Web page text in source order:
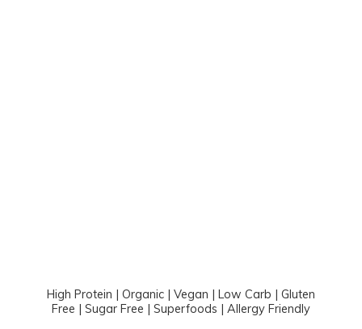
High Protein | Organic | Vegan | Low Carb | Gluten
Free | Sugar Free | Superfoods | Allergy Friendly